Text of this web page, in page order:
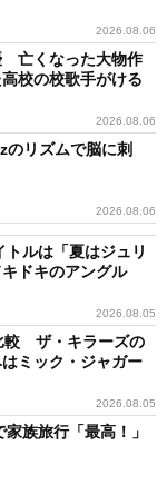
2026.08.06
亡くなった大物作
校の校歌手がける
2026.08.06
リズムで脳に刺
2026.08.06
ルは「夏はジュリ
ドキのアングル
2026.08.05
較 ザ・キラーズの
ミック・ジャガー
2026.08.05
族旅行「最高！」